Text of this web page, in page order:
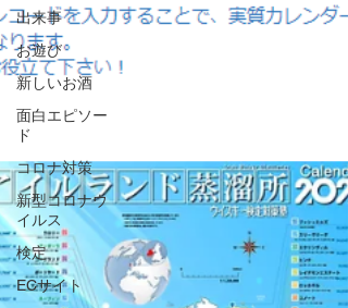
出来事
お遊び
新しいお酒
面白エピソー
ド
コロナ対策
新型コロナウ
イルス
検定
ECサイト